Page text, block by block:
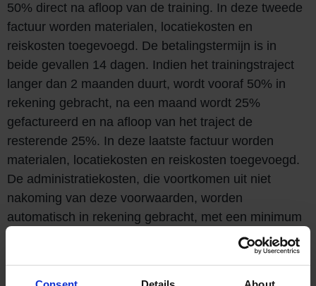
50% direct na afloop van de training. In deze tweede
factuur worden materialen, locatiekosten en
reiskosten toegevoegd. De betalingstermijn is in
beide gevallen 14 dagen. Indien het trainingstraject
langer dan 2 maanden duurt, wordt vooraf 50% in
rekening gebracht, na een maand wordt 25%
gefactureerd en na afloop van het traject de
resterende 25%. In deze laatste factuur worden
materialen, locatiekosten en reiskosten toegevoegd.
De administratiekosten, die voortkomen uit niet
nakoming van deze voorwaarden, worden
automatisch in rekening gebracht, met een minimum
Geheimhoudingis door ons verplicht van alle